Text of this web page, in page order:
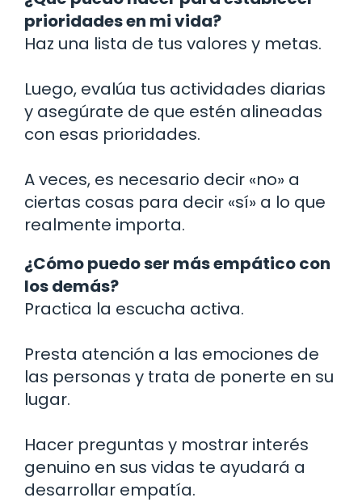
prioridades en mi vida?
Haz una lista de tus valores y metas.
Luego, evalúa tus actividades diarias
y asegúrate de que estén alineadas
con esas prioridades.
A veces, es necesario decir «no» a
ciertas cosas para decir «sí» a lo que
realmente importa.
¿Cómo puedo ser más empático con
los demás?
Practica la escucha activa.
Presta atención a las emociones de
las personas y trata de ponerte en su
lugar.
Hacer preguntas y mostrar interés
genuino en sus vidas te ayudará a
desarrollar empatía.